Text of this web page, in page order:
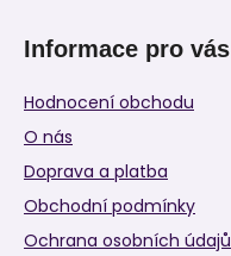
Informace pro vás
Hodnocení obchodu
O nás
Doprava a platba
Obchodní podmínky
Ochrana osobních údajů